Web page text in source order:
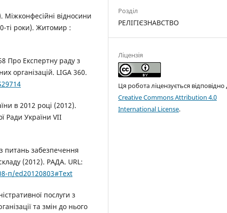
відносини
ті роки). Житомир :
Про Експертну раду з
організацій. LIGA 360.
в 2012 році (2012).
Ради України VII
питань забезпечення
(2012). РАДА. URL:
п/ed20120803#Text
послуги з
та змін до нього
Розділ
РЕЛІГІЄЗНАВСТВО
Ліцензія
Ця робота ліцензується відповідно
Creative Commons Attribution 4.0
International License.